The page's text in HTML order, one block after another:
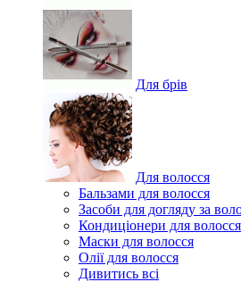
Для брів
Для волосся
Бальзами для волосся
Засоби для догляду за
Кондиціонери для волосся
Маски для волосся
Олії для волосся
Дивитись всі